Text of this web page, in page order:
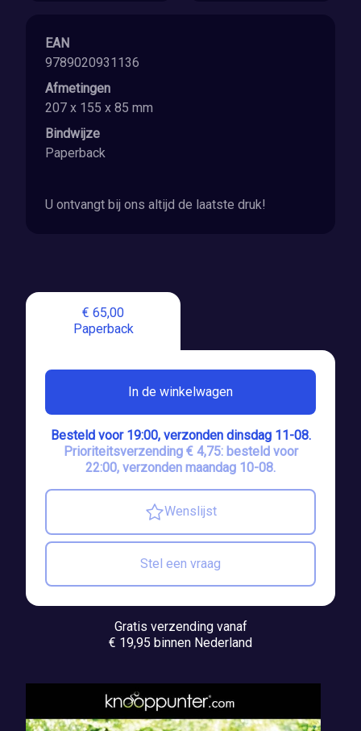
€ 65,00
Paperback
In de winkelwagen
Besteld voor 19:00, verzonden dinsdag 11-08.
Prioriteitsverzending € 4,75: besteld voor
22:00, verzonden maandag 10-08.
Wenslijst
Stel een vraag
Gratis verzending vanaf
€ 19,95 binnen Nederland
EAN
9789020931136
Afmetingen
207 x 155 x 85 mm
Bindwijze
Paperback
U ontvangt bij ons altijd de laatste druk!